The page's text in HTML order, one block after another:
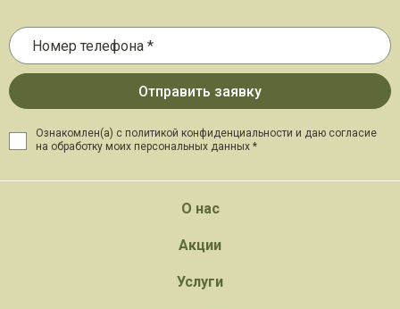
Ознакомлен(а) с политикой конфиденциальности и даю согласие
на обработку моих персональных данных *
О нас
Акции
Услуги